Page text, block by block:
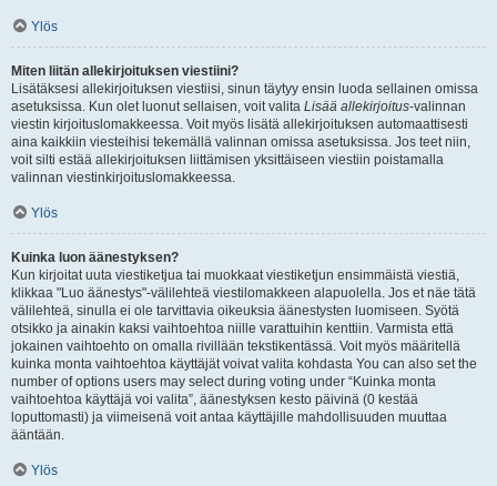
Ylös
Miten liitän allekirjoituksen viestiini?
Lisätäksesi allekirjoituksen viestiisi, sinun täytyy ensin luoda sellainen omissa
asetuksissa. Kun olet luonut sellaisen, voit valita Lisää allekirjoitus-valinnan
viestin kirjoituslomakkeessa. Voit myös lisätä allekirjoituksen automaattisesti
aina kaikkiin viesteihisi tekemällä valinnan omissa asetuksissa. Jos teet niin,
voit silti estää allekirjoituksen liittämisen yksittäiseen viestiin poistamalla
valinnan viestinkirjoituslomakkeessa.
Ylös
Kuinka luon äänestyksen?
Kun kirjoitat uuta viestiketjua tai muokkaat viestiketjun ensimmäistä viestiä,
klikkaa "Luo äänestys"-välilehteä viestilomakkeen alapuolella. Jos et näe tätä
välilehteä, sinulla ei ole tarvittavia oikeuksia äänestysten luomiseen. Syötä
otsikko ja ainakin kaksi vaihtoehtoa niille varattuihin kenttiin. Varmista että
jokainen vaihtoehto on omalla rivillään tekstikentässä. Voit myös määritellä
kuinka monta vaihtoehtoa käyttäjät voivat valita kohdasta You can also set the
number of options users may select during voting under “Kuinka monta
vaihtoehtoa käyttäjä voi valita”, äänestyksen kesto päivinä (0 kestää
loputtomasti) ja viimeisenä voit antaa käyttäjille mahdollisuuden muuttaa
ääntään.
Ylös